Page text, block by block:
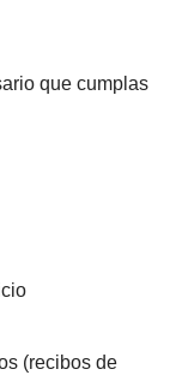
que cumplas
(recibos de